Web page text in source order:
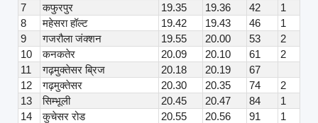
7
कफुरपुर 19.35 19.36 42
1
8
महेसरा हॉल्ट 19.42 19.43 46
1
9
गजरौला जंक्शन 19.55 20.00 53
2
10
कनकतेर 20.09 20.10 61
2
11
गढ़मुक्तेसर ब्रिज 20.18 20.19
67
12
गढ़मुक्तेसर 20.30 20.35 74
2
13
सिम्भूली 20.45 20.47 84
1
14
कुचेसर रोड 20.55 20.56 91
1